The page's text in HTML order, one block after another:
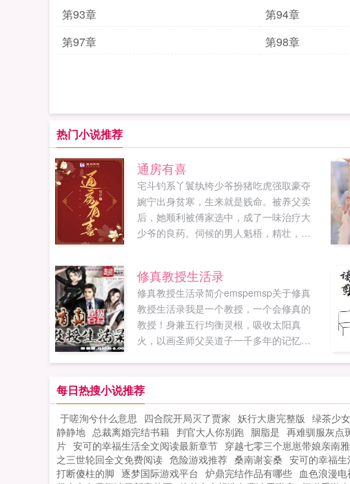
第93章
第94章
第97章
第98章
热门小说推荐
通房有喜
宅斗钓系丫鬟纨绔少爷扮猪吃虎强取豪夺
婉宁出身贫寒，生来就是贱命。被养父卖
后，她顺利被傅家选中，成了一味治疗大
少爷的良药。伺候的男人魁梧，精壮，半
上嫌弃，却沉溺不可自拔。外人惊讶，傅
家二少爷竟为了个低贱的通房跟傅家断绝
关系，分府别过。只有婉宁知道，她不过
是用来挡刀的棋子而已。为的，是护住他
那位心尖上的白月光。一朝意外有喜，生
死攸关之际，男人弃了她选择了别人。再
眼中再没有一丝爱意。那个男人慌了，将
她抵在墙角一遍遍质问阿宁，你哪怕看我
一眼？如果您喜欢通房有喜，别忘记分享
给朋友...
修真教授生活录
修真教授生活录简介emspemsp关于修真
教授生活录我是一个教授，一个会修真的
教授！身兼五行均衡灵根，吸收太阳真
火，以画圣师父吴道子一千多年的记忆为
的时...
每日热搜小说推荐
于嗟洵兮什么意思 四合院开局灭了贾家 妖行大唐完整版 绿茶少
静静地 总裁离婚完结书籍 判官大人你别跑 胭脂是 再难驯服灰点
片 安可的幸福生活全文阅读最新章节 穿越七零三个崽崽带娘亲南
之三世轮回全文免费阅读 危险游戏推荐 桑南谢妄桑 安可的幸福
打断傻柱的脚 逐梦国际游戏平台 炉鼎完结作品有哪些 血色浪漫